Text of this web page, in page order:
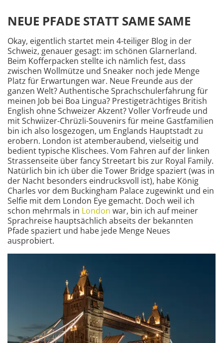
NEUE PFADE STATT SAME SAME
Okay, eigentlich startet mein 4-teiliger Blog in der
Schweiz, genauer gesagt: im schönen Glarnerland.
Beim Kofferpacken stellte ich nämlich fest, dass
zwischen Wollmütze und Sneaker noch jede Menge
Platz für Erwartungen war. Neue Freunde aus der
ganzen Welt? Authentische Sprachschulerfahrung für
meinen Job bei Boa Lingua? Prestigeträchtiges British
English ohne Schweizer Akzent? Voller Vorfreude und
mit Schwiizer-Chrüzli-Souvenirs für meine Gastfamilien
bin ich also losgezogen, um Englands Hauptstadt zu
erobern. London ist atemberaubend, vielseitig und
bedient typische Klischees. Vom Fahren auf der linken
Strassenseite über fancy Streetart bis zur Royal Family.
Natürlich bin ich über die Tower Bridge spaziert (was in
der Nacht besonders eindrucksvoll ist), habe König
Charles vor dem Buckingham Palace zugewinkt und ein
Selfie mit dem London Eye gemacht. Doch weil ich
schon mehrmals in London war, bin ich auf meiner
Sprachreise hauptsächlich abseits der bekannten
Pfade spaziert und habe jede Menge Neues
ausprobiert.